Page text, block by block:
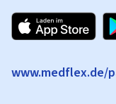
www.medflex.de/